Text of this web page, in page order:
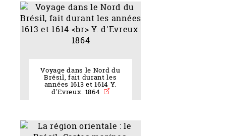
Voyage dans le Nord du
Brésil, fait durant les
années 1613 et 1614 Y.
d'Evreux. 1864